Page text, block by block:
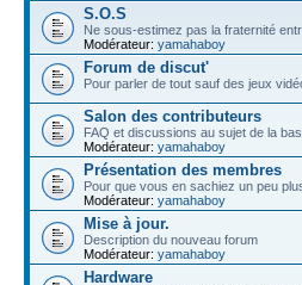
S.O.S
Ne sous-estimez pas la fraternité
Modérateur: yamahaboy
Forum de discut'
Pour parler de tout sauf des jeux
Salon des contributeurs
FAQ et discussions au sujet de la
Modérateur: yamahaboy
Présentation des membres
Pour que vous en sachiez un peu
Modérateur: yamahaboy
Mise à jour.
Description du nouveau forum
Modérateur: yamahaboy
Hardware